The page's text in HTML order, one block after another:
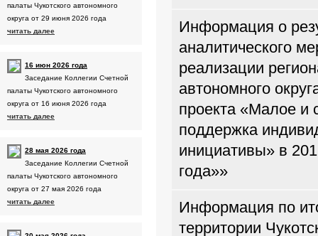
палаты Чукотского автономного
округа от 29 июня 2026 года
читать далее
16 июн 2026 года
Заседание Коллегии Счетной
палаты Чукотского автономного
округа от 16 июня 2026 года
читать далее
28 мая 2026 года
Заседание Коллегии Счетной
палаты Чукотского автономного
округа от 27 мая 2026 года
читать далее
Информация о
аналитического
реализации
автономного
проекта «Малое и
поддержка
инициативы» в
года»»
Информация по
территории